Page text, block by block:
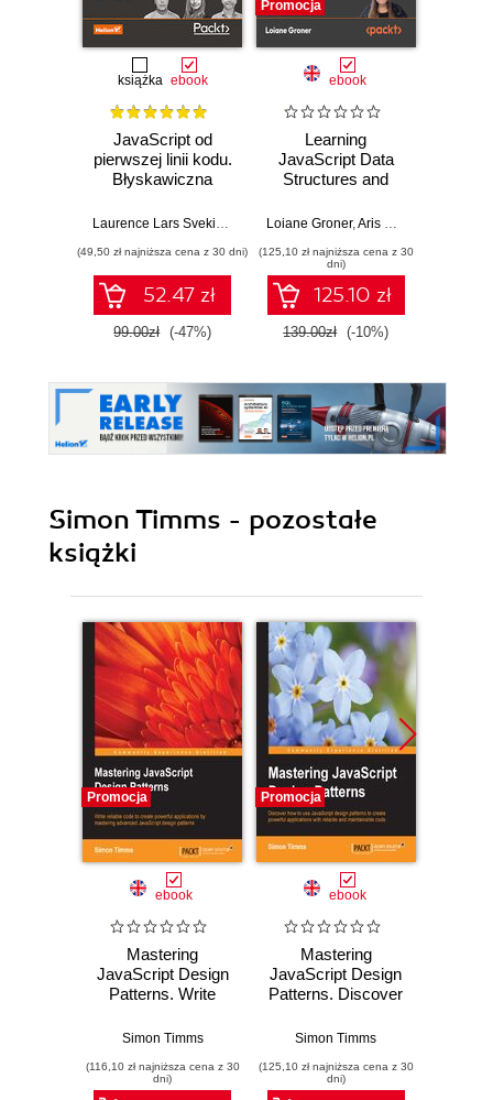
książka ebook
JavaScript od
pierwszej linii kodu.
Błyskawiczna
stron WWW i
internetowych
Maaike van Putten,Rob Percival
(49,50 zł najniższa cena z 30 dni)
52.47 zł
99.00zł (-47%)
Promocja
ebook
Learning
JavaScript Data
Structures and
Enhance your
skills in JavaScript
and TypeScript -
Fourth Edition
Loiane Groner, Aris Markogiannakis
(125,10 zł najniższa cena z 30
dni)
125.10 zł
139.00zł (-10%)
Simon Timms - pozostałe
książki
Promocja
ebook
Mastering
JavaScript Design
Patterns. Write
create powerful
mastering
advanced
Simon Timms
(116,10 zł najniższa cena z 30
dni)
Promocja
ebook
Mastering
JavaScript Design
Patterns. Discover
JavaScript design
powerful
applications with
Simon Timms
(125,10 zł najniższa cena z 30
dni)